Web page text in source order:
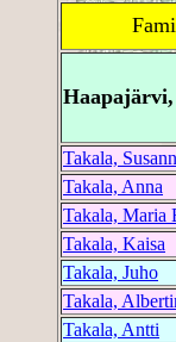
Takala,
Takala, Anna
Takala, Maria
Takala, Kaisa
Takala, Juho
Takala,
Takala, Antti